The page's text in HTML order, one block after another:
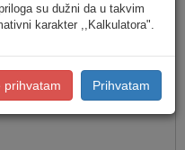
su dužni da u takvim
karakter ,,Kalkulatora".
prihvatam Prihvatam